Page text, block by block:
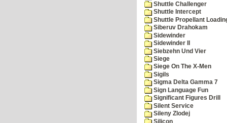
Shuttle Challenger
Shuttle Intercept
Shuttle Propellant
Siberuv Drahokam
Sidewinder
Sidewinder II
Siebzehn Und Vier
Siege
Siege On The X-Men
Sigils
Sigma Delta Gamma 7
Sign Language Fun
Significant Figures Drill
Silent Service
Sileny Zlodej
Silicon